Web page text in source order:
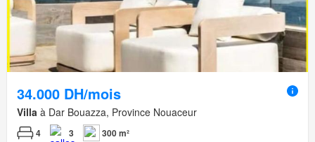
34.000 DH/mois
Villa à Dar Bouazza, Province Nouaceur
4 3 300 m²